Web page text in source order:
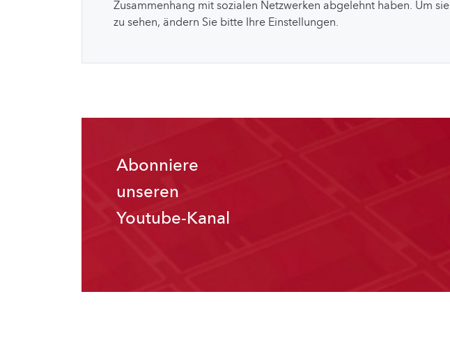
Zusammenhang mit sozialen Netzwerken abgelehnt haben. Um sie
zu sehen, ändern Sie bitte Ihre Einstellungen.
Abonniere
unseren
Youtube-Kanal